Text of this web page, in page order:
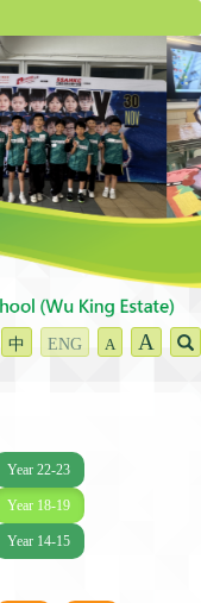
中 ENG A A
Year 22-23
Year 18-19
Year 14-15